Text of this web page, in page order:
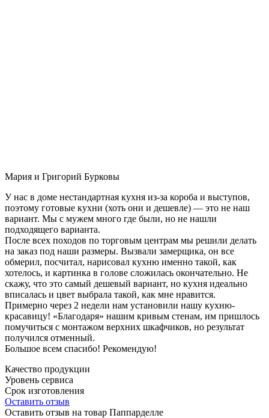
Мария и Григорий Бурковы
У нас в доме нестандартная кухня из-за короба и выступов,
поэтому готовые кухни (хоть они и дешевле) — это не наш
вариант. Мы с мужем много где были, но не нашли
подходящего варианта.
После всех походов по торговым центрам мы решили делать
на заказ под наши размеры. Вызвали замерщика, он все
обмерил, посчитал, нарисовал кухню именно такой, как
хотелось, и картинка в голове сложилась окончательно. Не
скажу, что это самый дешевый вариант, но кухня идеально
вписалась и цвет выбрала такой, как мне нравится.
Примерно через 2 недели нам установили нашу кухню-
красавицу! «Благодаря» нашим кривым стенам, им пришлось
помучиться с монтажом верхних шкафчиков, но результат
получился отменный.
Большое всем спасибо! Рекомендую!
Качество продукции
Уровень сервиса
Срок изготовления
Оставить отзыв
Оставить отзыв на товар Паппарделле